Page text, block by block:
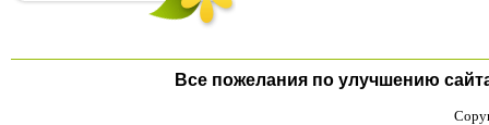
Все пожелания по улучшению